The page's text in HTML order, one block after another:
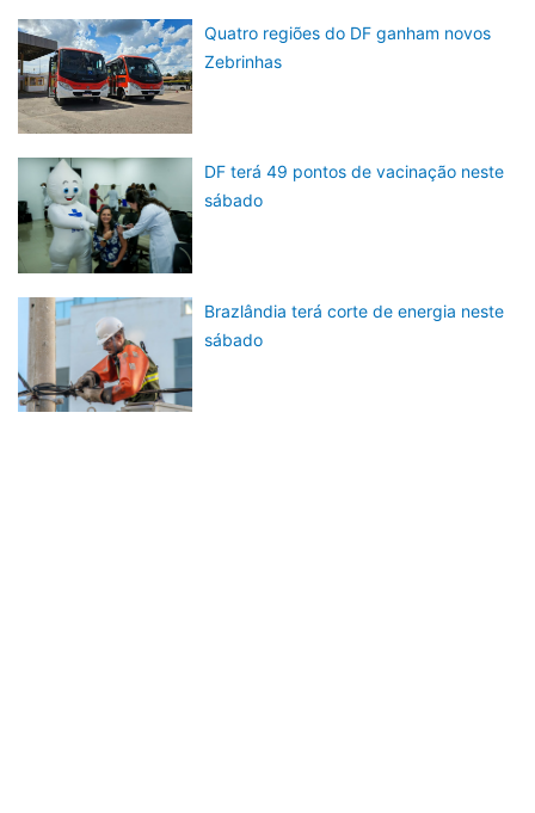
Quatro regiões do DF ganham novos
Zebrinhas
DF terá 49 pontos de vacinação neste
sábado
Brazlândia terá corte de energia neste
sábado